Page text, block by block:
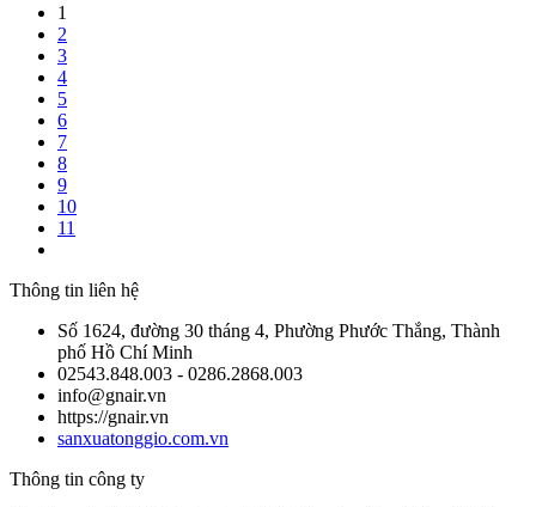
1
2
3
4
5
6
7
8
9
10
11
Thông tin liên hệ
Số 1624, đường 30 tháng 4, Phường Phước Thắng, Thành
phố Hồ Chí Minh
02543.848.003 - 0286.2868.003
info@gnair.vn
https://gnair.vn
sanxuatonggio.com.vn
Thông tin công ty